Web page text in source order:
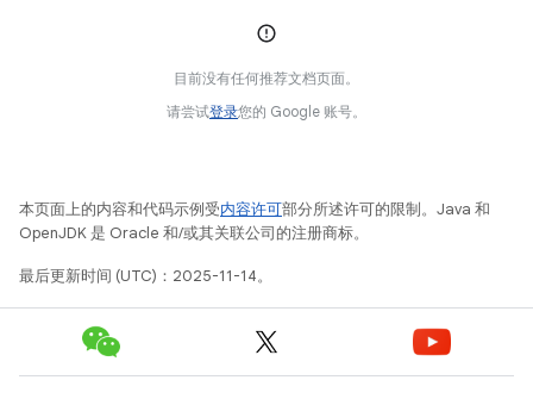
目前没有任何推荐文档页面。
请尝试登录您的 Google 账号。
本页面上的内容和代码示例受内容许可部分所述许可的限制。Java 和
OpenJDK 是 Oracle 和/或其关联公司的注册商标。
最后更新时间 (UTC)：2025-11-14。